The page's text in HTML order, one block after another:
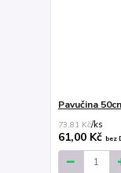
Pavučina
73,81 Kč/ks
61,00 Kč bez